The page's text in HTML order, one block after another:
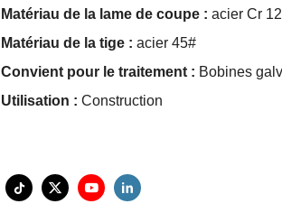
Matériau de la lame de coupe : acier Cr 12
Matériau de la tige : acier 45#
Convient pour le traitement : Bobines
Utilisation : Construction